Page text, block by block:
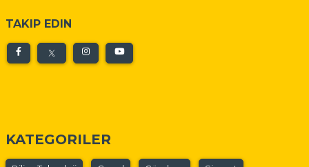
TAKIP EDIN
KATEGORILER